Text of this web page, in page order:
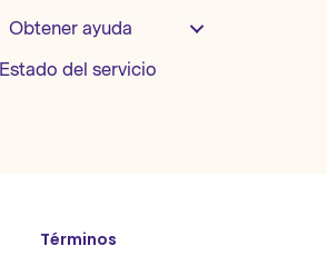
Obtener ayuda
Estado del servicio
Términos
English